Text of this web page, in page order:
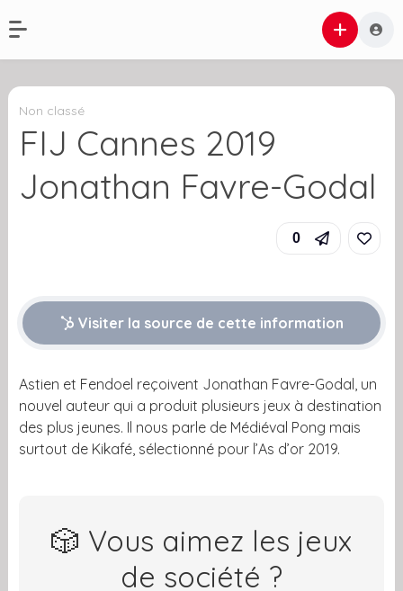
Non classé
FIJ Cannes 2019
Jonathan Favre-Godal
0
Visiter la source de cette information
Astien et Fendoel reçoivent Jonathan Favre-Godal, un
nouvel auteur qui a produit plusieurs jeux à destination
des plus jeunes. Il nous parle de Médiéval Pong mais
surtout de Kikafé, sélectionné pour l’As d’or 2019.
🎲 Vous aimez les jeux
de société ?